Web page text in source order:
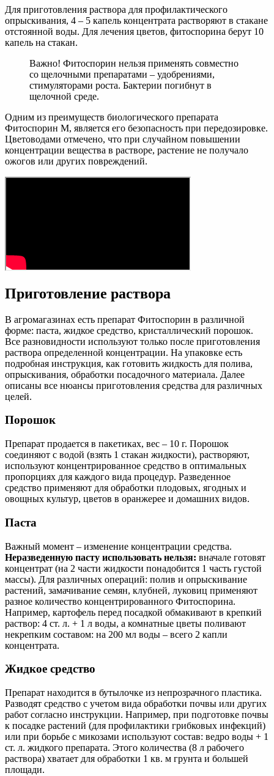
Для приготовления раствора для профилактического
опрыскивания, 4 – 5 капель концентрата растворяют в стакане
отстоянной воды. Для лечения цветов, фитоспорина берут 10
капель на стакан.
Важно! Фитоспорин нельзя применять совместно
со щелочными препаратами – удобрениями,
стимуляторами роста. Бактерии погибнут в
щелочной среде.
Одним из преимуществ биологического препарата
Фитоспорин М, является его безопасность при передозировке.
Цветоводами отмечено, что при случайном повышении
концентрации вещества в растворе, растение не получало
ожогов или других повреждений.
Приготовление раствора
В агромагазинах есть препарат Фитоспорин в различной
форме: паста, жидкое средство, кристаллический порошок.
Все разновидности используют только после приготовления
раствора определенной концентрации. На упаковке есть
подробная инструкция, как готовить жидкость для полива,
опрыскивания, обработки посадочного материала. Далее
описаны все нюансы приготовления средства для различных
целей.
Порошок
Препарат продается в пакетиках, вес – 10 г. Порошок
соединяют с водой (взять 1 стакан жидкости), растворяют,
используют концентрированное средство в оптимальных
пропорциях для каждого вида процедур. Разведенное
средство применяют для обработки плодовых, ягодных и
овощных культур, цветов в оранжерее и домашних видов.
Паста
Важный момент – изменение концентрации средства.
Неразведенную пасту использовать нельзя: вначале готовят
концентрат (на 2 части жидкости понадобится 1 часть густой
массы). Для различных операций: полив и опрыскивание
растений, замачивание семян, клубней, луковиц применяют
разное количество концентрированного Фитоспорина.
Например, картофель перед посадкой обмакивают в крепкий
раствор: 4 ст. л. + 1 л воды, а комнатные цветы поливают
некрепким составом: на 200 мл воды – всего 2 капли
концентрата.
Жидкое средство
Препарат находится в бутылочке из непрозрачного пластика.
Разводят средство с учетом вида обработки почвы или других
работ согласно инструкции. Например, при подготовке почвы
к посадке растений (для профилактики грибковых инфекций)
или при борьбе с микозами используют состав: ведро воды + 1
ст. л. жидкого препарата. Этого количества (8 л рабочего
раствора) хватает для обработки 1 кв. м грунта и большей
площади.